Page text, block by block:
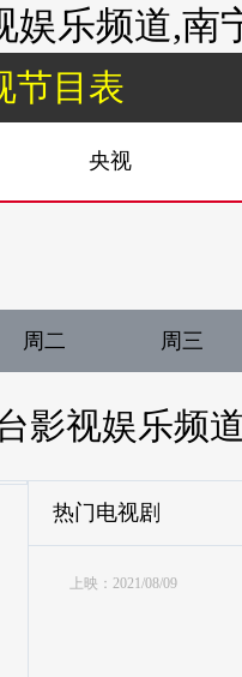
娱乐频道,南
节目表
央视
周二 周三
影视娱乐频
,南宁影视娱
热门电视剧
上映：2021/08/09